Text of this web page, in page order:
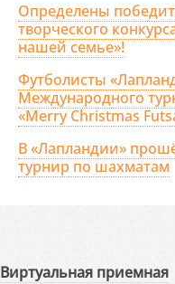
Определены
творческого
нашей семье»!
Футболисты
Международного
«Merry Christmas
В «Лапландии»
турнир по шахматам
Виртуальная приемная